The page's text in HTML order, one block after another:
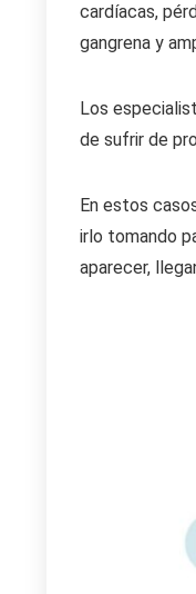
cardíacas,
gangrena y
Los
de sufrir de
En estos
irlo tomando
aparecer,